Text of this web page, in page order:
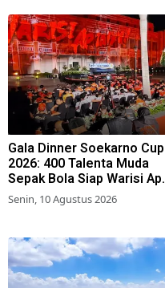
Gala Dinner Soekarno Cup
2026: 400 Talenta Muda
Sepak Bola Siap Warisi Api
Perjuangan
Senin, 10 Agustus 2026